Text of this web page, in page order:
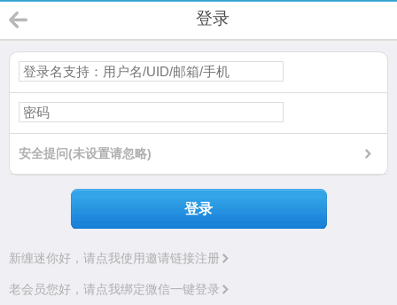
登录
安全提问(未设置请忽略)
登录
新缠迷你好，请点我使用邀请链接注册
老会员您好，请点我绑定微信一键登录